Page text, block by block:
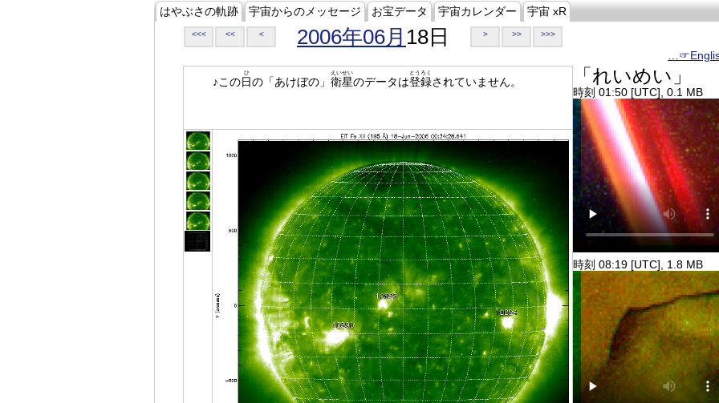
はやぶさの軌跡 宇宙からのメッセージ お宝データ 宇宙カレンダー 宇宙 xR
<<< << < 2006年06月 18日 > >> >>>
♪この日
ひ
の「あけぼの」 衛星
えいせい
のデータは登録
とうろく
されていません。 「れいめい」
時刻 01:50 [UTC], 0.1 MB
時刻 08:19 [UTC], 1.8 MB